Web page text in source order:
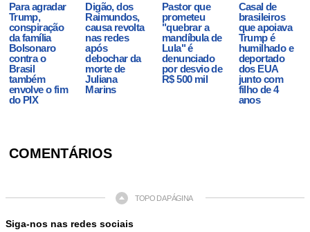
Para agradar
Trump,
conspiração
da família
Bolsonaro
contra o
Brasil
também
envolve o fim
do PIX
Digão, dos
Raimundos,
causa revolta
nas redes
após
debochar da
morte de
Juliana
Marins
Pastor que
prometeu
"quebrar a
mandíbula de
Lula" é
denunciado
por desvio de
R$ 500 mil
Casal de
brasileiros
que apoiava
Trump é
humilhado e
deportado
dos EUA
junto com
filho de 4
anos
COMENTÁRIOS
TOPO DA PÁGINA
Siga-nos nas redes sociais